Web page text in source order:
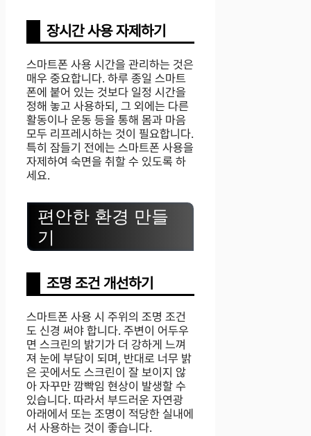
장시간 사용 자제하기
스마트폰 사용 시간을 관리하는 것은
매우 중요합니다. 하루 종일 스마트
폰에 붙어 있는 것보다 일정 시간을
정해 놓고 사용하되, 그 외에는 다른
활동이나 운동 등을 통해 몸과 마음
모두 리프레시하는 것이 필요합니다.
특히 잠들기 전에는 스마트폰 사용을
자제하여 숙면을 취할 수 있도록 하
세요.
편안한 환경 만들
기
조명 조건 개선하기
스마트폰 사용 시 주위의 조명 조건
도 신경 써야 합니다. 주변이 어두우
면 스크린의 밝기가 더 강하게 느껴
져 눈에 부담이 되며, 반대로 너무 밝
은 곳에서도 스크린이 잘 보이지 않
아 자꾸만 깜빡임 현상이 발생할 수
있습니다. 따라서 부드러운 자연광
아래에서 또는 조명이 적당한 실내에
서 사용하는 것이 좋습니다.